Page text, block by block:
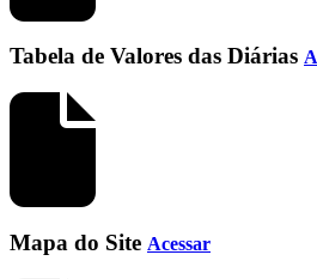
Tabela de Valores das Diárias
Mapa do Site Acessar